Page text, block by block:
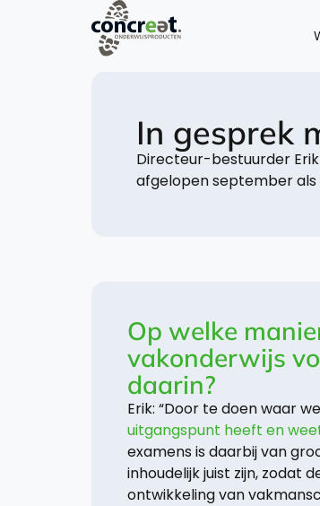
In gesprek
Directeur-bestuurder
afgelopen september als
Op welke
vakonderwijs
daarin?
Erik: “Door te doen waar
uitgangspunt heeft en
examens is daarbij van
inhoudelijk juist zijn, zodat
ontwikkeling van